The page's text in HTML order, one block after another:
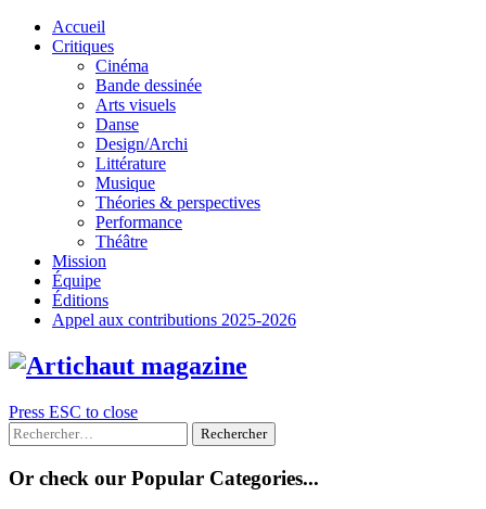
Skip
Accueil
Critiques
Cinéma
Bande dessinée
Arts visuels
Danse
Design/Archi
Littérature
Musique
Théories & perspectives
Performance
Théâtre
Mission
Équipe
Éditions
Appel aux contributions 2025-2026
Press ESC to close
Rechercher :
Or check our Popular Categories...